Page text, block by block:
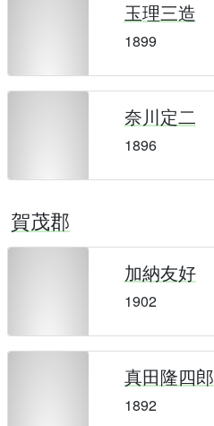
玉理三造
1899
奈川定二
1896
賀茂郡
加納友好
1902
真田隆四郎
1892